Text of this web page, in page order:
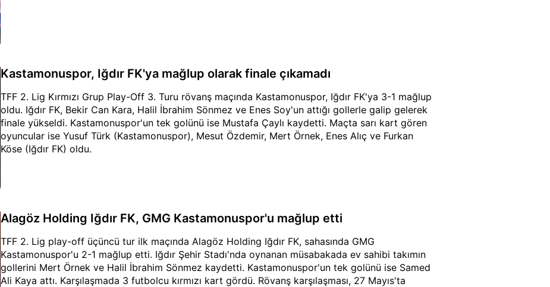
Kastamonuspor, Iğdır FK'ya mağlup olarak finale çıkamadı
TFF 2. Lig Kırmızı Grup Play-Off 3. Turu rövanş maçında Kastamonuspor, Iğdır FK'ya 3-1 mağlup
oldu. Iğdır FK, Bekir Can Kara, Halil İbrahim Sönmez ve Enes Soy'un attığı gollerle galip gelerek
finale yükseldi. Kastamonuspor'un tek golünü ise Mustafa Çaylı kaydetti. Maçta sarı kart gören
oyuncular ise Yusuf Türk (Kastamonuspor), Mesut Özdemir, Mert Örnek, Enes Alıç ve Furkan
Köse (Iğdır FK) oldu.
Alagöz Holding Iğdır FK, GMG Kastamonuspor'u mağlup etti
TFF 2. Lig play-off üçüncü tur ilk maçında Alagöz Holding Iğdır FK, sahasında GMG
Kastamonuspor'u 2-1 mağlup etti. Iğdır Şehir Stadı'nda oynanan müsabakada ev sahibi takımın
gollerini Mert Örnek ve Halil İbrahim Sönmez kaydetti. Kastamonuspor'un tek golünü ise Samed
Ali Kaya attı. Karşılaşmada 3 futbolcu kırmızı kart gördü. Rövanş karşılaşması, 27 Mayıs'ta